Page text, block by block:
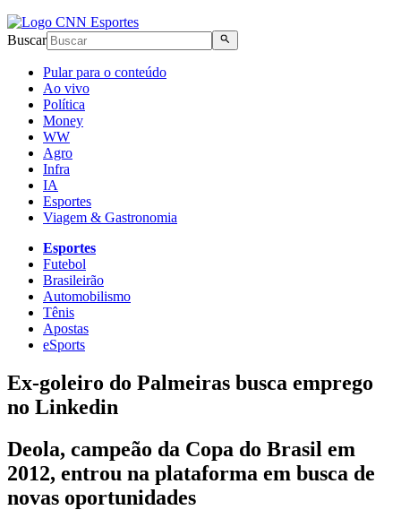
Buscar
Pular para o conteúdo
Ao vivo
Política
Money
WW
Agro
Infra
IA
Esportes
Viagem & Gastronomia
Esportes
Futebol
Brasileirão
Automobilismo
Tênis
Apostas
eSports
Ex-goleiro do Palmeiras busca emprego
no Linkedin
Deola, campeão da Copa do Brasil em
2012, entrou na plataforma em busca de
novas oportunidades